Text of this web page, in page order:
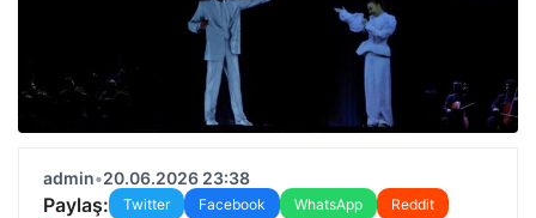
admin•20.06.2026 23:38
Paylaş: Twitter Facebook WhatsApp
Reddit